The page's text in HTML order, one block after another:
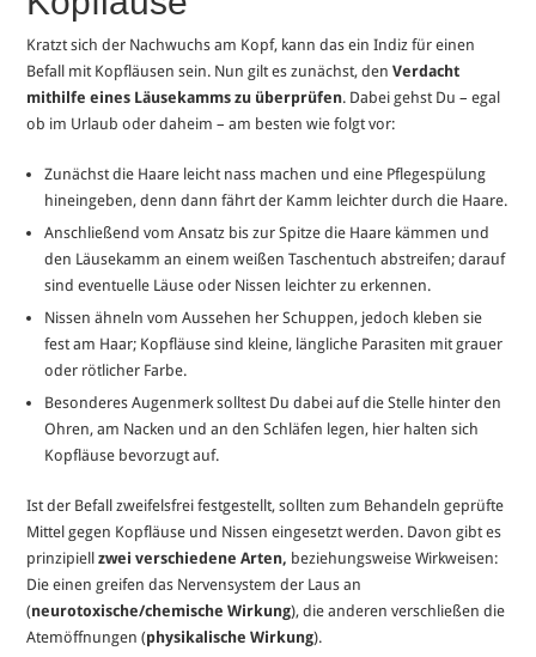
Kratzt sich der Nachwuchs am Kopf, kann das ein Indiz für einen
Befall mit Kopfläusen sein. Nun gilt es zunächst, denVerdacht
mithilfe eines Läusekamms zu überprüfen. Dabei gehst Du – egal
ob im Urlaub oder daheim – am besten wie folgt vor:
Zunächst die Haare leicht nass machen und eine Pflegespülung
hineingeben, denn dann fährt der Kamm leichter durch die Haare.
Anschließend vom Ansatz bis zur Spitze die Haare kämmen und
den Läusekamm an einem weißen Taschentuch abstreifen; darauf
sind eventuelle Läuse oder Nissen leichter zu erkennen.
Nissen ähneln vom Aussehen her Schuppen, jedoch kleben sie
fest am Haar; Kopfläuse sind kleine, längliche Parasiten mit grauer
oder rötlicher Farbe.
Besonderes Augenmerk solltest Du dabei auf die Stelle hinter den
Ohren, am Nacken und an den Schläfen legen, hier halten sich
Kopfläuse bevorzugt auf.
Ist der Befall zweifelsfrei festgestellt, sollten zum Behandeln geprüfte
Mittel gegen Kopfläuse und Nissen eingesetzt werden. Davon gibt es
prinzipiellzwei verschiedene Arten, beziehungsweise Wirkweisen:
Die einen greifen das Nervensystem der Laus an
(neurotoxische/chemische Wirkung), die anderen verschließen die
Atemöffnungen (physikalische Wirkung).